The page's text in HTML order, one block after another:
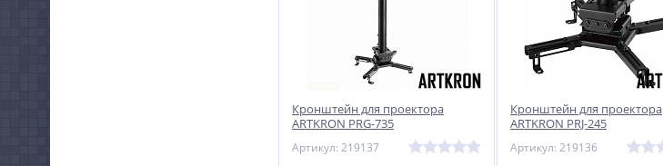
Кронштейн для проектора
ARTKRON PRG-735
Артикул: 219137
Кронштейн для проектора
ARTKRON PRJ-245
Артикул: 219136